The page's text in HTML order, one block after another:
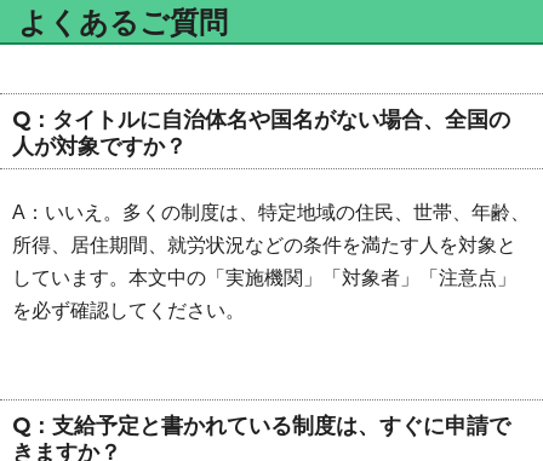
よくあるご質問
Q：タイトルに自治体名や国名がない場合、全国の
人が対象ですか？
A：いいえ。多くの制度は、特定地域の住民、世帯、年齢、
所得、居住期間、就労状況などの条件を満たす人を対象と
しています。本文中の「実施機関」「対象者」「注意点」
を必ず確認してください。
Q：支給予定と書かれている制度は、すぐに申請で
きますか？